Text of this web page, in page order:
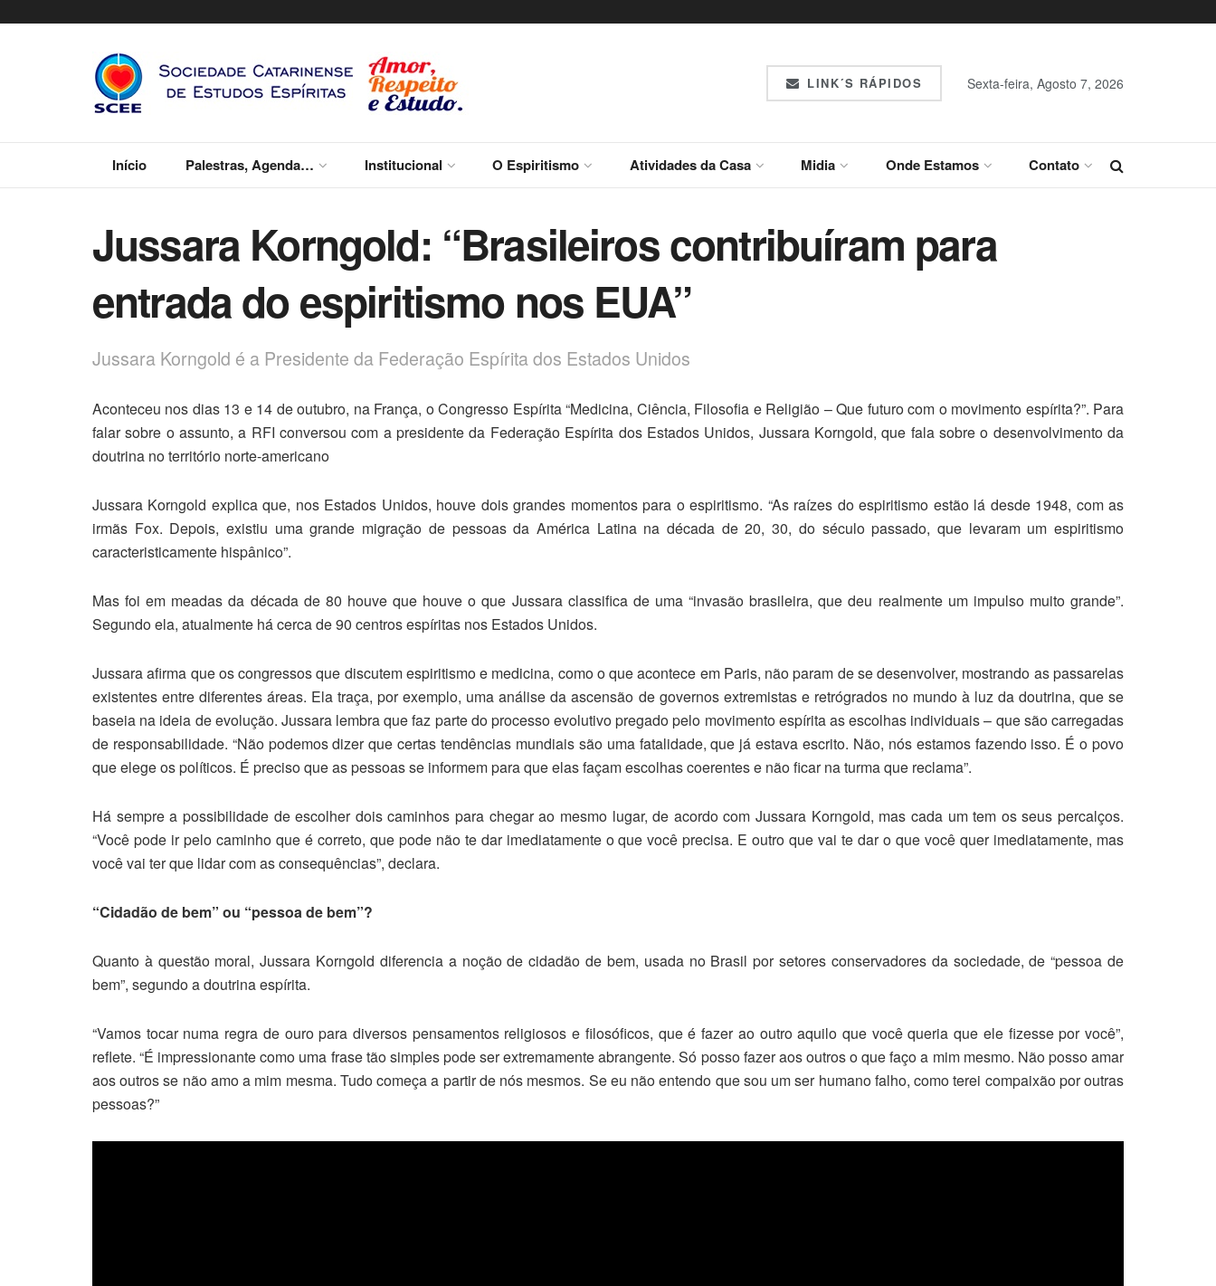
LINK´S RÁPIDOS Sexta-feira, Agosto 7, 2026
Início Palestras, Agenda… Institucional O Espiritismo Atividades da Casa Midia Onde Estamos Contato
Jussara Korngold: “Brasileiros contribuíram para
entrada do espiritismo nos EUA”
Jussara Korngold é a Presidente da Federação Espírita dos Estados Unidos
Aconteceu nos dias 13 e 14 de outubro, na França, o Congresso Espírita “Medicina, Ciência, Filosofia e Religião – Que futuro com o movimento espírita?”. Para
falar sobre o assunto, a RFI conversou com a presidente da Federação Espírita dos Estados Unidos, Jussara Korngold, que fala sobre o desenvolvimento da
doutrina no território norte-americano
Jussara Korngold explica que, nos Estados Unidos, houve dois grandes momentos para o espiritismo. “As raízes do espiritismo estão lá desde 1948, com as
irmãs Fox. Depois, existiu uma grande migração de pessoas da América Latina na década de 20, 30, do século passado, que levaram um espiritismo
caracteristicamente hispânico”.
Mas foi em meadas da década de 80 houve que houve o que Jussara classifica de uma “invasão brasileira, que deu realmente um impulso muito grande”.
Segundo ela, atualmente há cerca de 90 centros espíritas nos Estados Unidos.
Jussara afirma que os congressos que discutem espiritismo e medicina, como o que acontece em Paris, não param de se desenvolver, mostrando as passarelas
existentes entre diferentes áreas. Ela traça, por exemplo, uma análise da ascensão de governos extremistas e retrógrados no mundo à luz da doutrina, que se
baseia na ideia de evolução. Jussara lembra que faz parte do processo evolutivo pregado pelo movimento espírita as escolhas individuais – que são carregadas
de responsabilidade. “Não podemos dizer que certas tendências mundiais são uma fatalidade, que já estava escrito. Não, nós estamos fazendo isso. É o povo
que elege os políticos. É preciso que as pessoas se informem para que elas façam escolhas coerentes e não ficar na turma que reclama”.
Há sempre a possibilidade de escolher dois caminhos para chegar ao mesmo lugar, de acordo com Jussara Korngold, mas cada um tem os seus percalços.
“Você pode ir pelo caminho que é correto, que pode não te dar imediatamente o que você precisa. E outro que vai te dar o que você quer imediatamente, mas
você vai ter que lidar com as consequências”, declara.
“Cidadão de bem” ou “pessoa de bem”?
Quanto à questão moral, Jussara Korngold diferencia a noção de cidadão de bem, usada no Brasil por setores conservadores da sociedade, de “pessoa de
bem”, segundo a doutrina espírita.
“Vamos tocar numa regra de ouro para diversos pensamentos religiosos e filosóficos, que é fazer ao outro aquilo que você queria que ele fizesse por você”,
reflete. “É impressionante como uma frase tão simples pode ser extremamente abrangente. Só posso fazer aos outros o que faço a mim mesmo. Não posso amar
aos outros se não amo a mim mesma. Tudo começa a partir de nós mesmos. Se eu não entendo que sou um ser humano falho, como terei compaixão por outras
pessoas?”